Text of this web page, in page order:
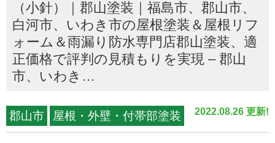
（小針）｜郡山塗装｜福島市、郡山市、
白河市、いわき市の屋根塗装＆屋根リフ
ォーム＆雨漏り防水専門店郡山塗装、適
正価格で評判の見積もりを実現 – 郡山
市、いわき…
2022.08.26 更新!
郡山市 屋根・外壁・付帯部塗装